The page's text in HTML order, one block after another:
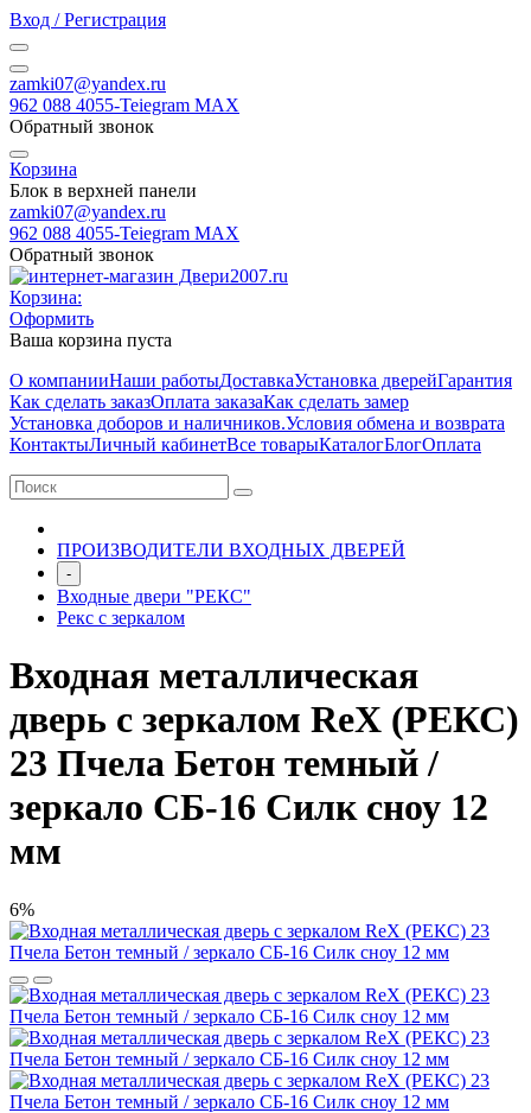
Вход / Регистрация
zamki07@yandex.ru
962 088 4055-Teiegram МАХ
Обратный звонок
Корзина
Блок в верхней панели
zamki07@yandex.ru
962 088 4055-Teiegram МАХ
Обратный звонок
Корзина:
Оформить
Ваша корзина пуста
О компанииНаши работыДоставкаУстановка дверейГарантия
Как сделать заказОплата заказаКак сделать замер
Установка доборов и наличников.Условия обмена и возврата
КонтактыЛичный кабинетВсе товарыКаталогБлогОплата
ПРОИЗВОДИТЕЛИ ВХОДНЫХ ДВЕРЕЙ
-
Входные двери "РЕКС"
Рекс с зеркалом
Входная металлическая
дверь с зеркалом RеX (РЕКС)
23 Пчела Бетон темный /
зеркало СБ-16 Силк сноу 12
мм
6%